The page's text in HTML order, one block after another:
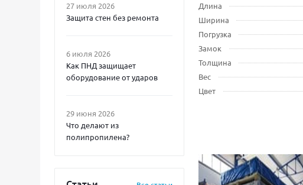
27 июля 2026
Защита стен без ремонта
6 июля 2026
Как ПНД защищает
оборудование от ударов
29 июня 2026
Что делают из
полипропилена?
Длина
Ширина
Погрузка
Замок
Толщина
Вес
Цвет